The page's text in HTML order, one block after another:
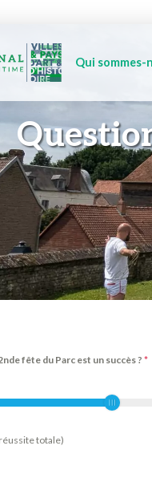
Qui sommes-
fête du Parc est un succès ? *
totale)